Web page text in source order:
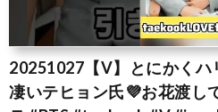
20251027【V】とにかく
凄いテヒョン氏💜お花渡し